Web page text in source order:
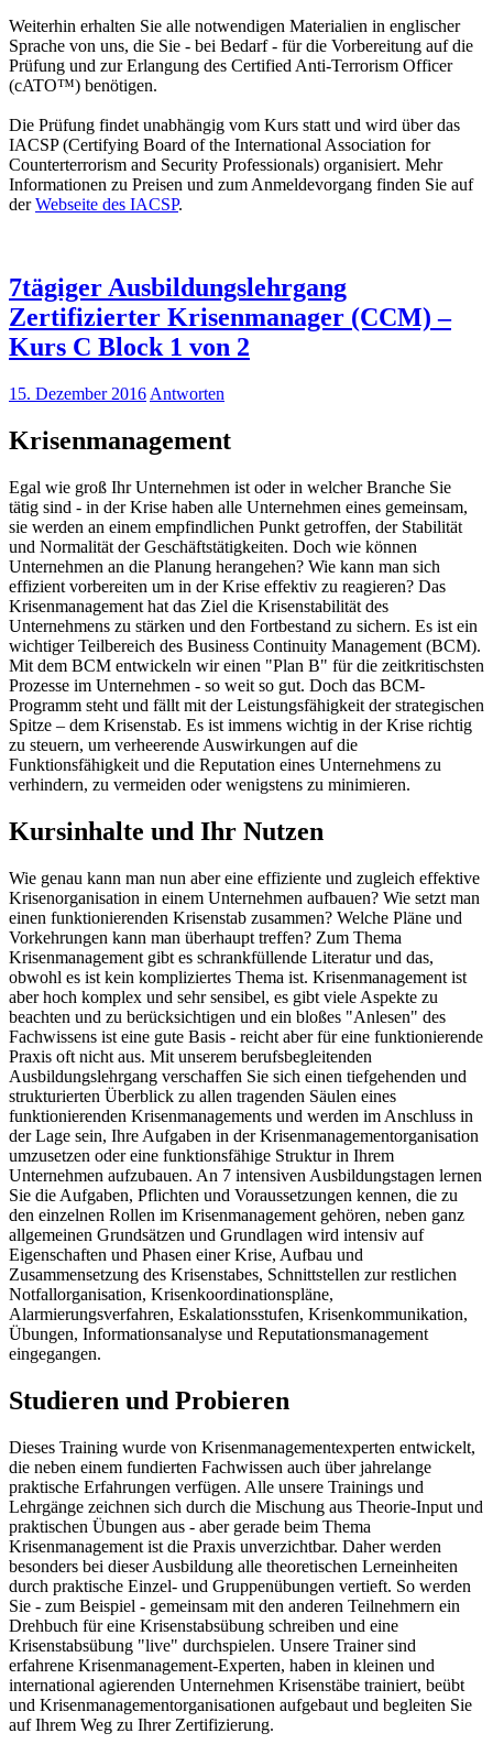
Weiterhin erhalten Sie alle notwendigen Materialien in englischer
Sprache von uns, die Sie - bei Bedarf - für die Vorbereitung auf die
Prüfung und zur Erlangung des Certified Anti-Terrorism Officer
(cATO™) benötigen.
Die Prüfung findet unabhängig vom Kurs statt und wird über das
IACSP (Certifying Board of the International Association for
Counterterrorism and Security Professionals) organisiert. Mehr
Informationen zu Preisen und zum Anmeldevorgang finden Sie auf
derWebseite des IACSP.
7tägiger Ausbildungslehrgang
Zertifizierter Krisenmanager (CCM) –
Kurs C Block 1 von 2
15. Dezember 2016 Antworten
Krisenmanagement
Egal wie groß Ihr Unternehmen ist oder in welcher Branche Sie
tätig sind - in der Krise haben alle Unternehmen eines gemeinsam,
sie werden an einem empfindlichen Punkt getroffen, der Stabilität
und Normalität der Geschäftstätigkeiten. Doch wie können
Unternehmen an die Planung herangehen? Wie kann man sich
effizient vorbereiten um in der Krise effektiv zu reagieren? Das
Krisenmanagement hat das Ziel die Krisenstabilität des
Unternehmens zu stärken und den Fortbestand zu sichern. Es ist ein
wichtiger Teilbereich des Business Continuity Management (BCM).
Mit dem BCM entwickeln wir einen "Plan B" für die zeitkritischsten
Prozesse im Unternehmen - so weit so gut. Doch das BCM-
Programm steht und fällt mit der Leistungsfähigkeit der strategischen
Spitze – dem Krisenstab. Es ist immens wichtig in der Krise richtig
zu steuern, um verheerende Auswirkungen auf die
Funktionsfähigkeit und die Reputation eines Unternehmens zu
verhindern, zu vermeiden oder wenigstens zu minimieren.
Kursinhalte und Ihr Nutzen
Wie genau kann man nun aber eine effiziente und zugleich effektive
Krisenorganisation in einem Unternehmen aufbauen? Wie setzt man
einen funktionierenden Krisenstab zusammen? Welche Pläne und
Vorkehrungen kann man überhaupt treffen? Zum Thema
Krisenmanagement gibt es schrankfüllende Literatur und das,
obwohl es ist kein kompliziertes Thema ist. Krisenmanagement ist
aber hoch komplex und sehr sensibel, es gibt viele Aspekte zu
beachten und zu berücksichtigen und ein bloßes "Anlesen" des
Fachwissens ist eine gute Basis - reicht aber für eine funktionierende
Praxis oft nicht aus. Mit unserem berufsbegleitenden
Ausbildungslehrgang verschaffen Sie sich einen tiefgehenden und
strukturierten Überblick zu allen tragenden Säulen eines
funktionierenden Krisenmanagements und werden im Anschluss in
der Lage sein, Ihre Aufgaben in der Krisenmanagementorganisation
umzusetzen oder eine funktionsfähige Struktur in Ihrem
Unternehmen aufzubauen. An 7 intensiven Ausbildungstagen lernen
Sie die Aufgaben, Pflichten und Voraussetzungen kennen, die zu
den einzelnen Rollen im Krisenmanagement gehören, neben ganz
allgemeinen Grundsätzen und Grundlagen wird intensiv auf
Eigenschaften und Phasen einer Krise, Aufbau und
Zusammensetzung des Krisenstabes, Schnittstellen zur restlichen
Notfallorganisation, Krisenkoordinationspläne,
Alarmierungsverfahren, Eskalationsstufen, Krisenkommunikation,
Übungen, Informationsanalyse und Reputationsmanagement
eingegangen.
Studieren und Probieren
Dieses Training wurde von Krisenmanagementexperten entwickelt,
die neben einem fundierten Fachwissen auch über jahrelange
praktische Erfahrungen verfügen. Alle unsere Trainings und
Lehrgänge zeichnen sich durch die Mischung aus Theorie-Input und
praktischen Übungen aus - aber gerade beim Thema
Krisenmanagement ist die Praxis unverzichtbar. Daher werden
besonders bei dieser Ausbildung alle theoretischen Lerneinheiten
durch praktische Einzel- und Gruppenübungen vertieft. So werden
Sie - zum Beispiel - gemeinsam mit den anderen Teilnehmern ein
Drehbuch für eine Krisenstabsübung schreiben und eine
Krisenstabsübung "live" durchspielen. Unsere Trainer sind
erfahrene Krisenmanagement-Experten, haben in kleinen und
international agierenden Unternehmen Krisenstäbe trainiert, beübt
und Krisenmanagementorganisationen aufgebaut und begleiten Sie
auf Ihrem Weg zu Ihrer Zertifizierung.